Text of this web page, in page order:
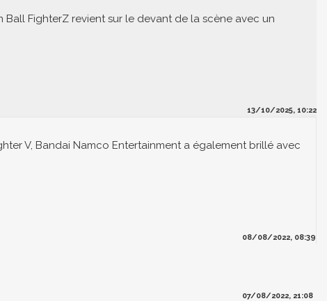
Ball FighterZ revient sur le devant de la scène avec un
13/10/2025, 10:22
V, Bandai Namco Entertainment a également brillé avec
08/08/2022, 08:39
07/08/2022, 21:08